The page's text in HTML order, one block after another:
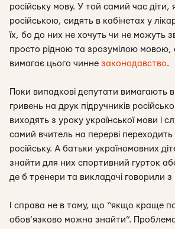
російську мову. У той самий час діти,
російською, сидять в кабінетах у
їх, бо до них не хочуть чи не можуть
просто рідною та зрозумілою
вимагає цього чинне законодавство.
Поки випадкові депутати вимагають
гривень на друк підручників
виходять з уроку української мови і
самий вчитель на перерві
російську. А батьки україномовних
знайти для них спортивний гурток або
де б тренери та викладачі говорили
І справа не в тому, що “якщо краще
обов’язково можна знайти”.